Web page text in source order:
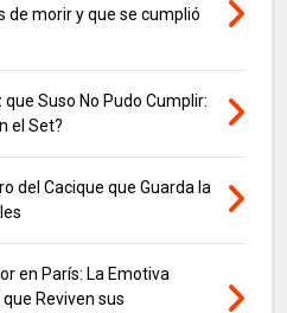
de morir y que se cumplió
Suso No Pudo Cumplir:
el Set?
del Cacique que Guarda la
en París: La Emotiva
Reviven sus